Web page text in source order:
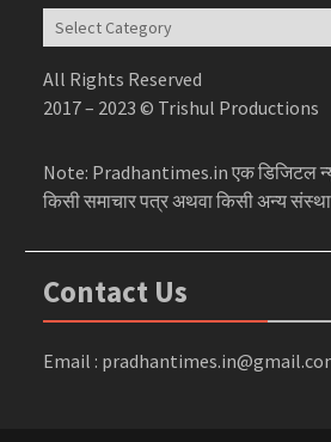
Jump
to
Sections
All Rights Reserved
2017 – 2023 © Trishul Productions
Note: Pradhantimes.in एक डिजिटल
किसी समाचार पत्र अथवा किसी अन्य
Contact Us
Email :